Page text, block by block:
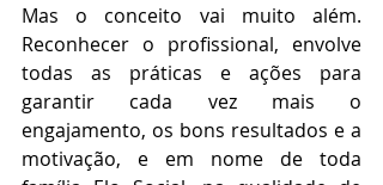
Mas o conceito vai muito além.
Reconhecer o profissional, envolve
todas as práticas e ações para
garantir cada vez mais o
engajamento, os bons resultados e a
motivação, e em nome de toda